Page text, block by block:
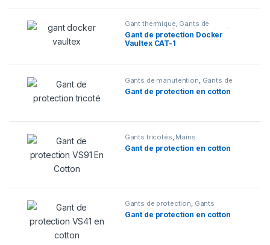
Gant thermique, Gants de
manutention , Gants de protection
Mains
Gant de protection Docker
Vaultex CAT-1
Gants de manutention, Gants de
protection Mains
Gant de protection en cotton
Gants tricotés, Mains
Gant de protection en cotton
Gants de protection, Gants
tricotés Mains
Gant de protection en cotton